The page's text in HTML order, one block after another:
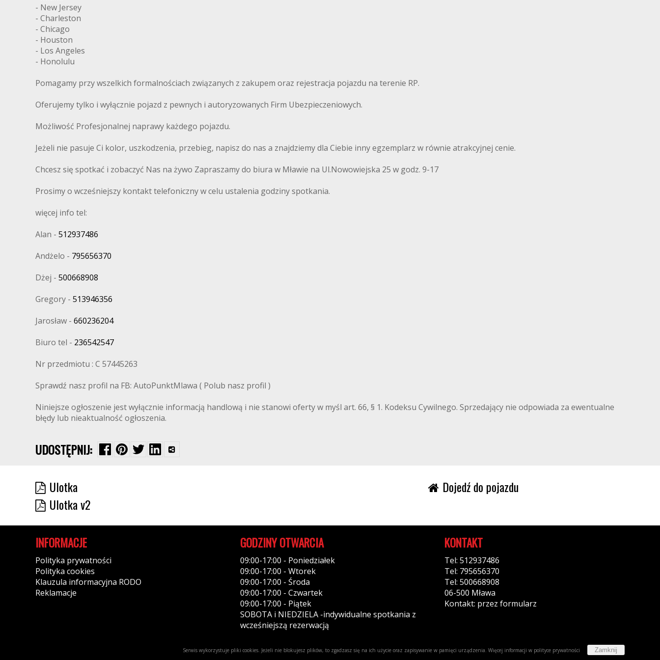
- New Jersey
- Charleston
- Chicago
- Houston
- Los Angeles
- Honolulu
Pomagamy przy wszelkich formalnościach związanych z zakupem oraz rejestracja pojazdu na terenie RP.
Oferujemy tylko i wyłącznie pojazd z pewnych i autoryzowanych Firm Ubezpieczeniowych.
Możliwość Profesjonalnej naprawy każdego pojazdu.
Jeżeli nie pasuje Ci kolor, uszkodzenia, przebieg, napisz do nas a znajdziemy dla Ciebie inny egzemplarz w równie atrakcyjnej cenie.
Chcesz się spotkać i zobaczyć Nas na żywo Zapraszamy do biura w Mławie na Ul.Nowowiejska 25 w godz. 9-17
Prosimy o wcześniejszy kontakt telefoniczny w celu ustalenia godziny spotkania.
więcej info tel:
Alan - 512937486
Andżelo - 795656370
Dżej - 500668908
Gregory - 513946356
Jarosław - 660236204
Biuro tel - 236542547
Nr przedmiotu : C 57445263
Sprawdź nasz profil na FB: AutoPunktMlawa ( Polub nasz profil )
Niniejsze ogłoszenie jest wyłącznie informacją handlową i nie stanowi oferty w myśl art. 66, § 1. Kodeksu Cywilnego. Sprzedający nie odpowiada za ewentualne
błędy lub nieaktualność ogłoszenia.
UDOSTĘPNIJ:
Ulotka
Ulotka v2
Dojedź do pojazdu
INFORMACJE
Polityka prywatności
Polityka cookies
Klauzula informacyjna RODO
Reklamacje
GODZINY OTWARCIA
09:00-17:00 - Poniedziałek
09:00-17:00 - Wtorek
09:00-17:00 - Środa
09:00-17:00 - Czwartek
09:00-17:00 - Piątek
SOBOTA i NIEDZIELA -indywidualne spotkania z
wcześniejszą rezerwacją
KONTAKT
Tel: 512937486
Tel: 795656370
Tel: 500668908
06-500 Mława
Kontakt: przez formularz
Serwis wykorzystuje pliki cookies. Jeżeli nie blokujesz plików, to zgadzasz się na ich użycie oraz zapisywanie w pamięci urządzenia. Więcej informacji w polityce prywatności Zamknij